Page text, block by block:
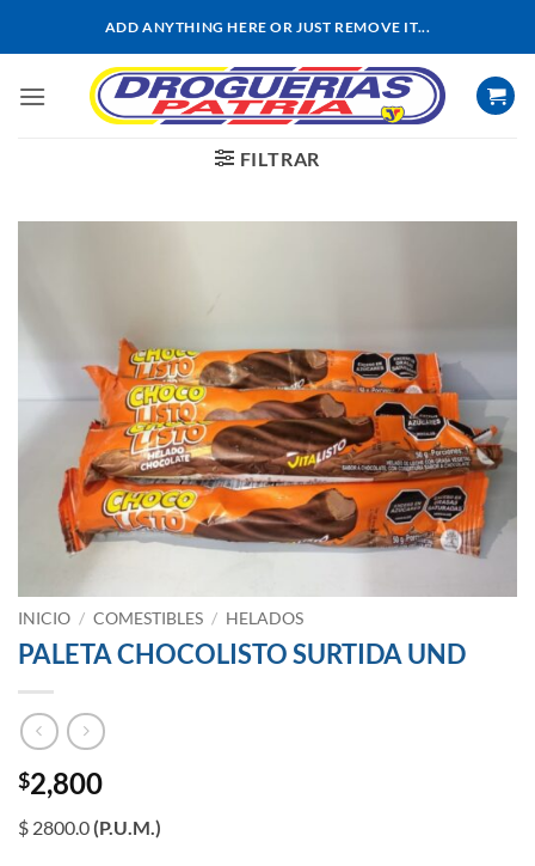
ADD ANYTHING HERE OR JUST REMOVE IT...
FILTRAR
INICIO / COMESTIBLES / HELADOS
PALETA CHOCOLISTO SURTIDA UND
$2,800
$ 2800.0(P.U.M.)